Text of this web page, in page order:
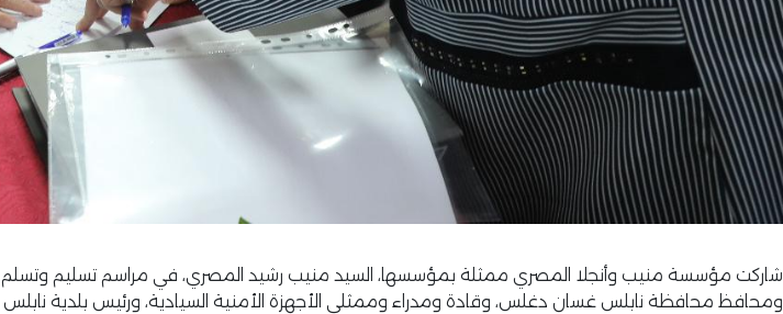
شاركت مؤسسة منيب وأنجلا المصري ممثلة بمؤسسها، السيد منيب رشيد المصري، في مراسم تسليم وتسلم
ومحافظ محافظة نابلس غسان دغلس، وقادة ومدراء وممثلي الأجهزة الأمنية السيادية، ورئيس بلدية نابلس